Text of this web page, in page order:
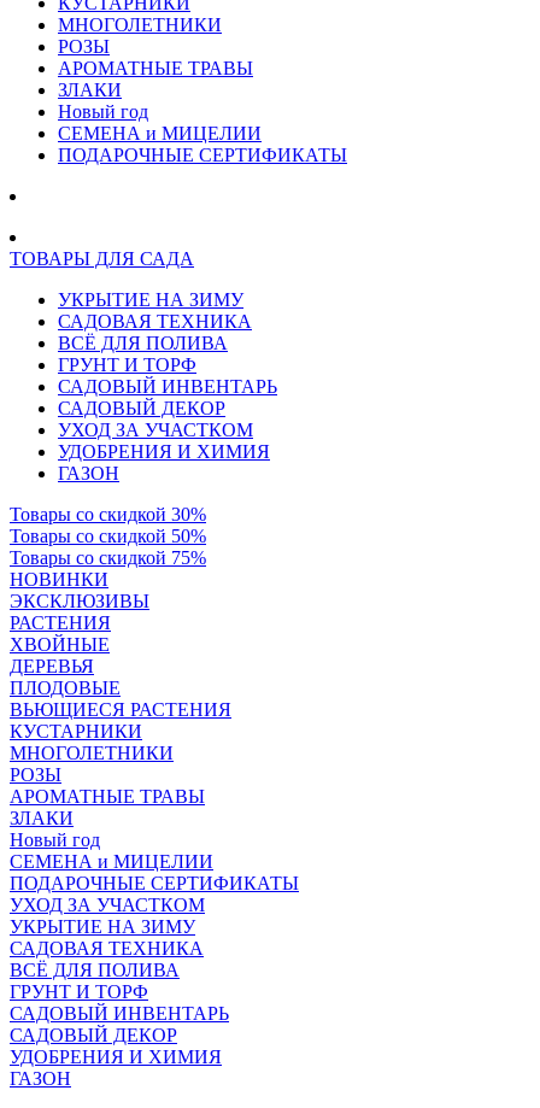
МНОГОЛЕТНИКИ
РОЗЫ
АРОМАТНЫЕ ТРАВЫ
ЗЛАКИ
Новый год
СЕМЕНА и МИЦЕЛИИ
ПОДАРОЧНЫЕ СЕРТИФИКАТЫ
ТОВАРЫ ДЛЯ САДА
УКРЫТИЕ НА ЗИМУ
САДОВАЯ ТЕХНИКА
ВСЁ ДЛЯ ПОЛИВА
ГРУНТ И ТОРФ
САДОВЫЙ ИНВЕНТАРЬ
САДОВЫЙ ДЕКОР
УХОД ЗА УЧАСТКОМ
УДОБРЕНИЯ И ХИМИЯ
ГАЗОН
Товары со скидкой 30%
Товары со скидкой 50%
Товары со скидкой 75%
НОВИНКИ
ЭКСКЛЮЗИВЫ
РАСТЕНИЯ
ХВОЙНЫЕ
ДЕРЕВЬЯ
ПЛОДОВЫЕ
ВЬЮЩИЕСЯ РАСТЕНИЯ
КУСТАРНИКИ
МНОГОЛЕТНИКИ
РОЗЫ
АРОМАТНЫЕ ТРАВЫ
ЗЛАКИ
Новый год
СЕМЕНА и МИЦЕЛИИ
ПОДАРОЧНЫЕ СЕРТИФИКАТЫ
УХОД ЗА УЧАСТКОМ
УКРЫТИЕ НА ЗИМУ
САДОВАЯ ТЕХНИКА
ВСЁ ДЛЯ ПОЛИВА
ГРУНТ И ТОРФ
САДОВЫЙ ИНВЕНТАРЬ
САДОВЫЙ ДЕКОР
УДОБРЕНИЯ И ХИМИЯ
ГАЗОН